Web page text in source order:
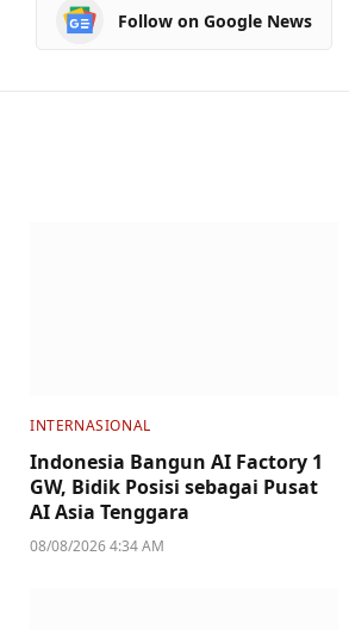
Follow on Google News
INTERNASIONAL
Indonesia Bangun AI Factory 1
GW, Bidik Posisi sebagai Pusat
AI Asia Tenggara
08/08/2026 4:34 AM